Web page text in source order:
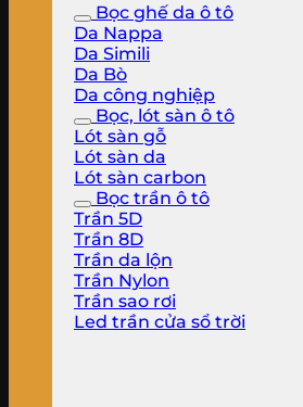
Bọc ghế da ô tô
Da Nappa
Da Simili
Da Bò
Da công nghiệp
Bọc, lót sàn ô tô
Lót sàn gỗ
Lót sàn da
Lót sàn carbon
Bọc trần ô tô
Trần 5D
Trần 8D
Trần da lộn
Trần Nylon
Trần sao rơi
Led trần cửa sổ trời